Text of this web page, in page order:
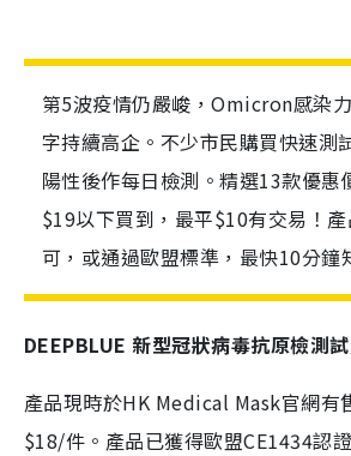
第5波疫情仍嚴峻，Omicron感染
字持續高企。不少市民購買快速測
陽性後作每日檢測。精選13款優惠
$19以下買到，最平$10有交易！
可，或通過歐盟標準，最快10分鐘
DEEPBLUE 新型冠狀病毒抗原檢測
產品現時於HK Medical Mask官網有
$18/件。產品已獲得歐盟CE1434認